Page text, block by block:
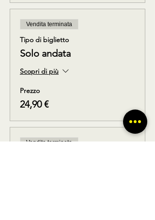
Vendita terminata
Tipo di biglietto
Solo andata
Scopri di più
Prezzo
24,90 €
Vendita terminata